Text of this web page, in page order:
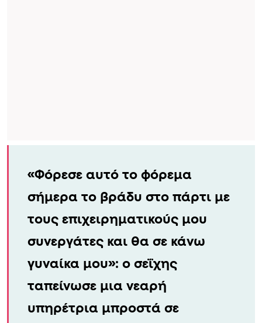
«Φόρεσε αυτό το φόρεμα
σήμερα το βράδυ στο πάρτι με
τους επιχειρηματικούς μου
συνεργάτες και θα σε κάνω
γυναίκα μου»: ο σεΐχης
ταπείνωσε μια νεαρή
υπηρέτρια μπροστά σε